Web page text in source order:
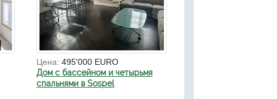
Цена: 495'000 EURO
Дом с бассейном и четырьмя
спальнями в Sospel